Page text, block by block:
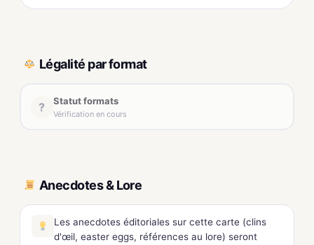
Légalité par format
? Statut formats
Vérification en cours
Anecdotes & Lore
Les anecdotes éditoriales sur cette carte (clins
d'œil, easter eggs, références au lore) seront